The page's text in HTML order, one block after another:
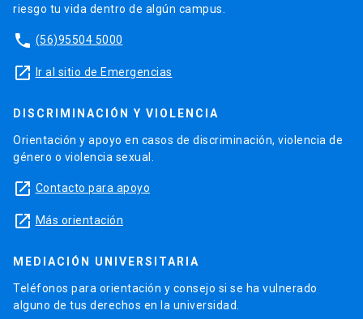
riesgo tu vida dentro de algún campus.
phone (56)95504 5000
launch Ir al sitio de Emergencias
DISCRIMINACIÓN Y VIOLENCIA
Orientación y apoyo en casos de discriminación, violencia de
género o violencia sexual.
launch Contacto para apoyo
launch Más orientación
MEDIACIÓN UNIVERSITARIA
Teléfonos para orientación y consejo si se ha vulnerado
alguno de tus derechos en la universidad.